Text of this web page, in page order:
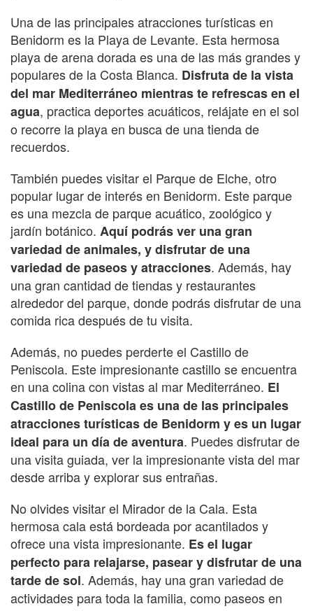
Una de las principales atracciones turísticas en
Benidorm es la Playa de Levante. Esta hermosa
playa de arena dorada es una de las más grandes y
populares de la Costa Blanca. Disfruta de la vista
del mar Mediterráneo mientras te refrescas en el
agua, practica deportes acuáticos, relájate en el sol
o recorre la playa en busca de una tienda de
recuerdos.
También puedes visitar el Parque de Elche, otro
popular lugar de interés en Benidorm. Este parque
es una mezcla de parque acuático, zoológico y
jardín botánico. Aquí podrás ver una gran
variedad de animales, y disfrutar de una
variedad de paseos y atracciones. Además, hay
una gran cantidad de tiendas y restaurantes
alrededor del parque, donde podrás disfrutar de una
comida rica después de tu visita.
Además, no puedes perderte el Castillo de
Peniscola. Este impresionante castillo se encuentra
en una colina con vistas al mar Mediterráneo. El
Castillo de Peniscola es una de las principales
atracciones turísticas de Benidorm y es un lugar
ideal para un día de aventura. Puedes disfrutar de
una visita guiada, ver la impresionante vista del mar
desde arriba y explorar sus entrañas.
No olvides visitar el Mirador de la Cala. Esta
hermosa cala está bordeada por acantilados y
ofrece una vista impresionante. Es el lugar
perfecto para relajarse, pasear y disfrutar de una
tarde de sol. Además, hay una gran variedad de
actividades para toda la familia, como paseos en